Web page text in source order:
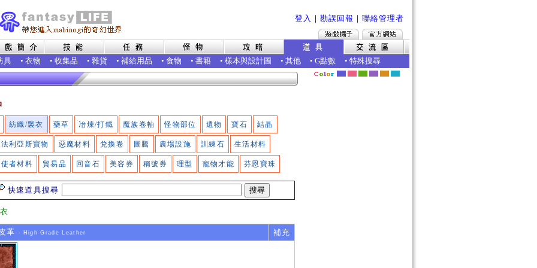
登入 ｜ 勘誤回報 ｜ 聯絡管理者
具 • 衣物 • 收集品 • 雜貨 • 補給用品 • 食物 • 書籍 • 樣本與設計圖 • 其他 • G點數 • 特殊搜尋
紡織/製衣 藥草 冶煉/打鐵 魔族卷軸 怪物部位 遺物 寶石 結晶
法利亞斯寶物 惡魔材料 兌換卷 圖騰 農場設施 訓練石 生活材料
使者材料 貿易品 回音石 美容券 稱號券 理型 寵物才能 芬恩寶珠
快速道具搜尋
革 - High Grade Leather 補充